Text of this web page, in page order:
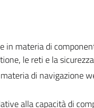
in materia di
le reti e la
di navigazione
alla capacità di